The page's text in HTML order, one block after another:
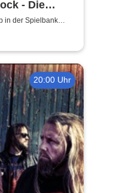
- Die
im BOLD
in der Spielbank
20:00 Uhr